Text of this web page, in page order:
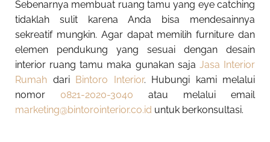
Sebenarnya membuat ruang tamu yang eye catching
tidaklah sulit karena Anda bisa mendesainnya
sekreatif mungkin. Agar dapat memilih furniture dan
elemen pendukung yang sesuai dengan desain
interior ruang tamu maka gunakan saja Jasa Interior
Rumah dari Bintoro Interior. Hubungi kami melalui
nomor 0821-2020-3040 atau melalui email
marketing@bintorointerior.co.id untuk berkonsultasi.